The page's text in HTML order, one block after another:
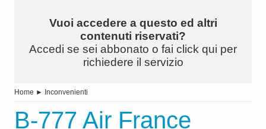
Vuoi accedere a questo ed altri
contenuti riservati?
Accedi se sei abbonato o fai click qui per
richiedere il servizio
Home ► Inconvenienti
B-777 Air France